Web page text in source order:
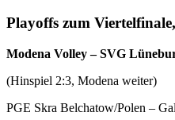
Playoffs zum
Modena Volley – SVG
(Hinspiel 2:3, Modena weiter)
PGE Skra Belchatow/Polen –